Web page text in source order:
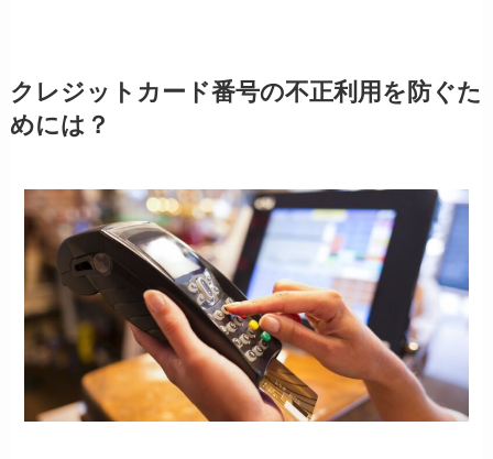
クレジットカード番号の不正利用を防ぐた
めには？